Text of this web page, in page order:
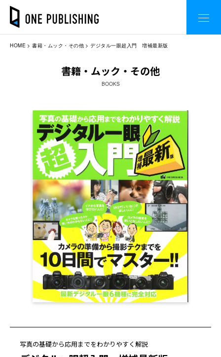
HOME 書籍・ムック・その他 デジタル一眼超入門 増補最新版
書籍・ムック・その他
BOOKS
写真の基礎から応用までをわかりやすく解説